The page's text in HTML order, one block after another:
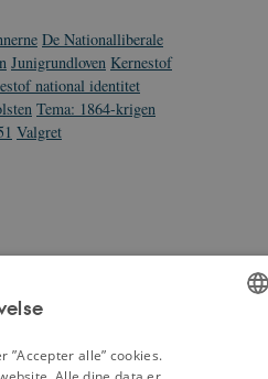
De Nationalliberale
Junigrundloven Kernestof
national identitet
Tema: 1864-krigen
Valgret
alle” cookies.